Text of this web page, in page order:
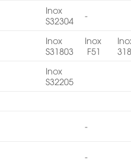
Inox
S32304
-
Inox
S31803
Inox
F51
Inox
S32205
-
-